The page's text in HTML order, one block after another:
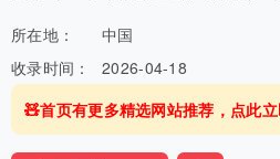
所在地：
中国
收录时间：
2026-04-18
🧸首页有更多精选网站推荐，点此